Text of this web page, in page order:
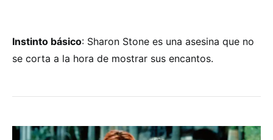
Instinto básico: Sharon Stone es una asesina que no
se corta a la hora de mostrar sus encantos.